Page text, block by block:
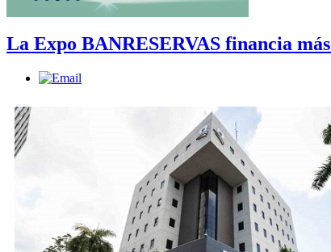
La Expo BANRESERVAS financia